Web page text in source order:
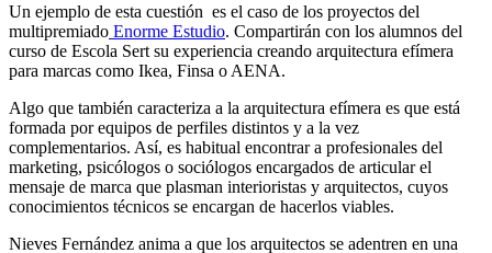
Un ejemplo de esta cuestión es el caso de los proyectos del
multipremiado Enorme Estudio. Compartirán con los alumnos del
curso de Escola Sert su experiencia creando arquitectura efímera
para marcas como Ikea, Finsa o AENA.
Algo que también caracteriza a la arquitectura efímera es que está
formada por equipos de perfiles distintos y a la vez
complementarios. Así, es habitual encontrar a profesionales del
marketing, psicólogos o sociólogos encargados de articular el
mensaje de marca que plasman interioristas y arquitectos, cuyos
conocimientos técnicos se encargan de hacerlos viables.
Nieves Fernández anima a que los arquitectos se adentren en una